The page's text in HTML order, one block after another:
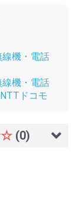
線機・電話
線機・電話
ドコモ
(0)